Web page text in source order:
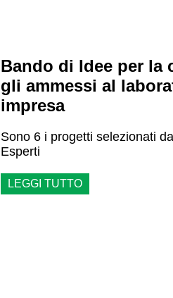
Bando di Idee per la
gli ammessi al
impresa
Sono 6 i progetti selezionati
Esperti
LEGGI TUTTO